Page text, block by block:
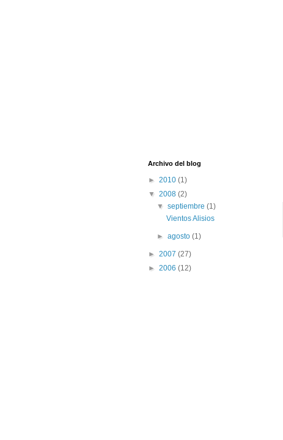
Archivo del blog
► 2010 (1)
▼ 2008 (2)
▼septiembre(1)
Vientos Alisios
►agosto(1)
► 2007 (27)
► 2006 (12)